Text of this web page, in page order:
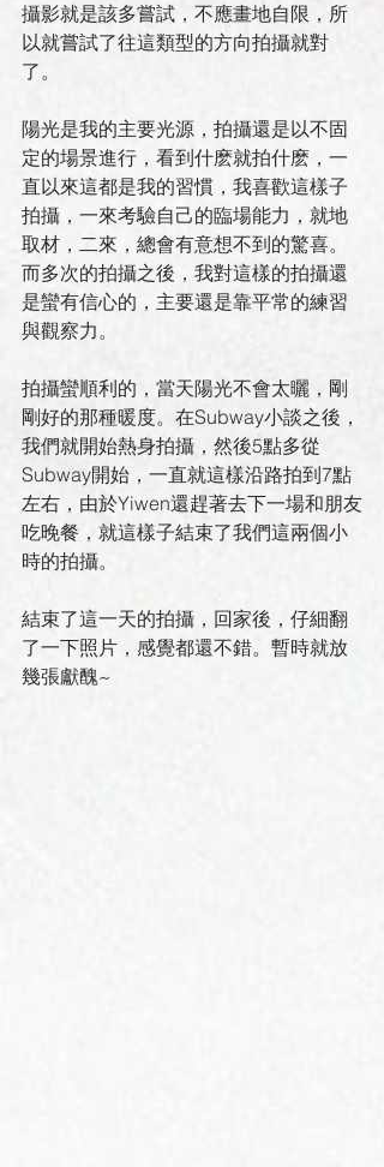
攝影就是該多嘗試，不應畫地自限，所
以就嘗試了往這類型的方向拍攝就對
了。
陽光是我的主要光源，拍攝還是以不固
定的場景進行，看到什麽就拍什麽，一
直以來這都是我的習慣，我喜歡這樣子
拍攝，一來考驗自己的臨場能力，就地
取材，二來，總會有意想不到的驚喜。
而多次的拍攝之後，我對這樣的拍攝還
是蠻有信心的，主要還是靠平常的練習
與觀察力。
拍攝蠻順利的，當天陽光不會太曬，剛
剛好的那種暖度。在Subway小談之後，
我們就開始熱身拍攝，然後5點多從
Subway開始，一直就這樣沿路拍到7點
左右，由於Yiwen還趕著去下一場和朋友
吃晚餐，就這樣子結束了我們這兩個小
時的拍攝。
結束了這一天的拍攝，回家後，仔細翻
了一下照片，感覺都還不錯。暫時就放
幾張獻醜~